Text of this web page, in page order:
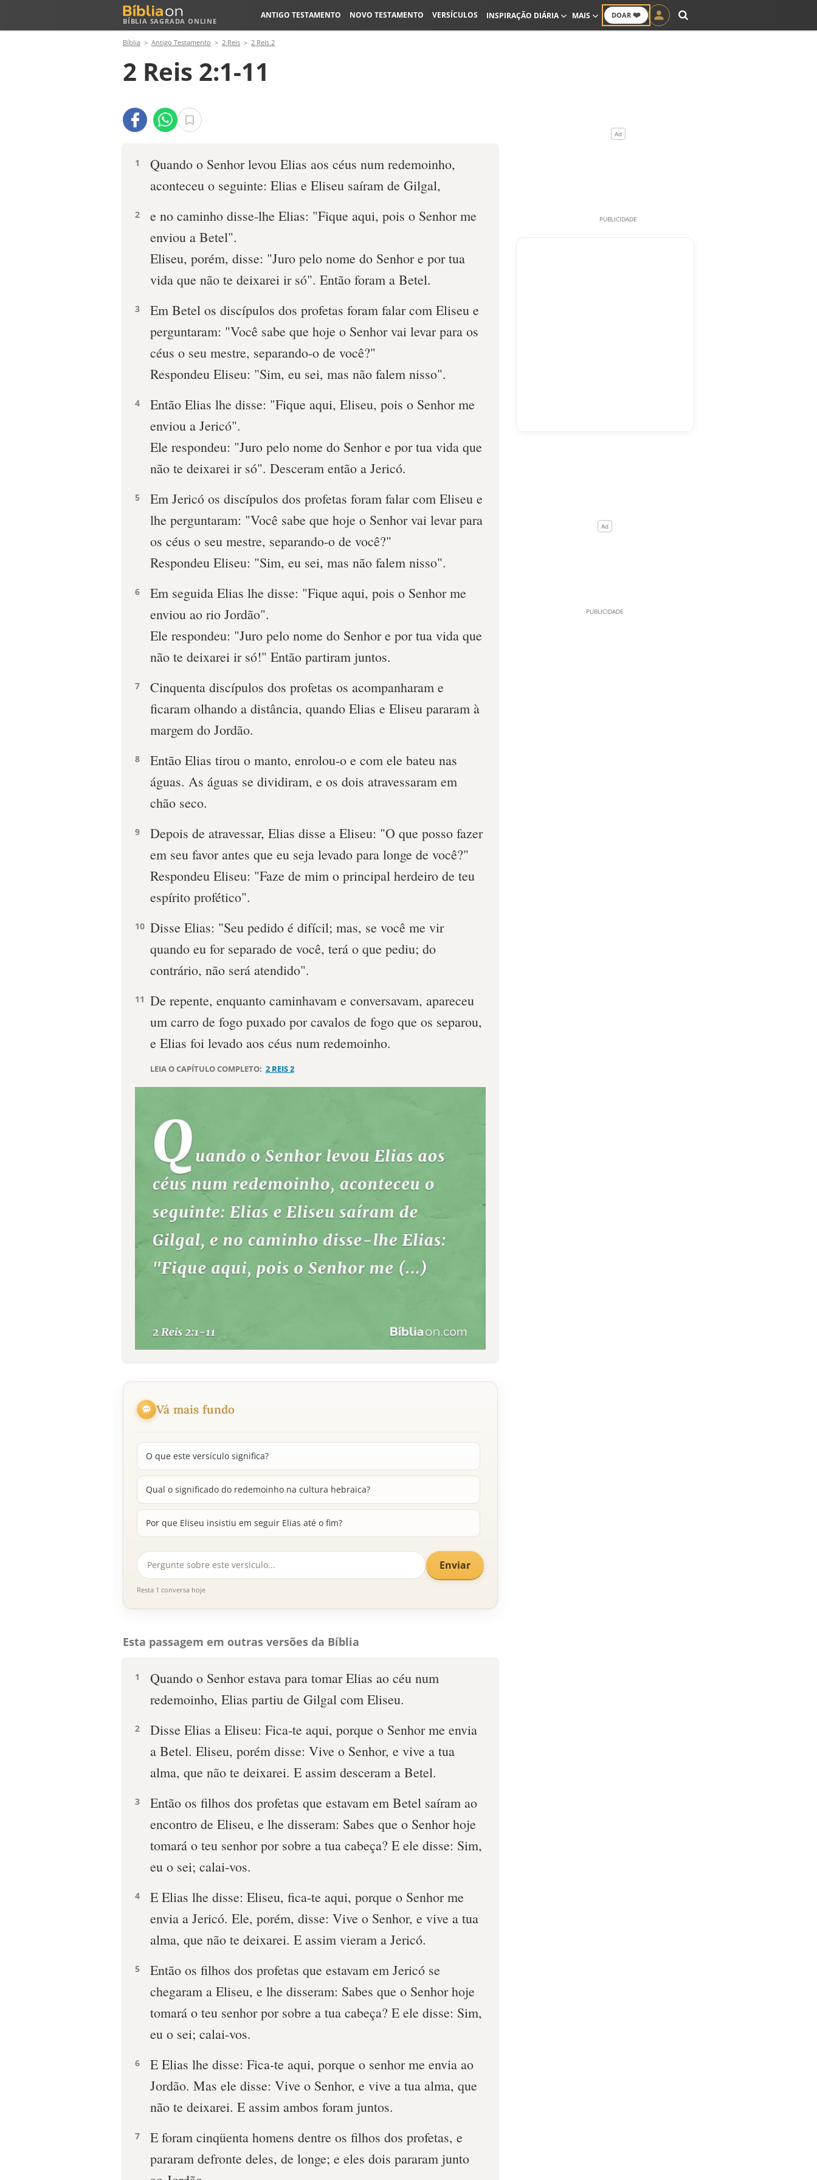
BÍBLIA SAGRADA ONLINE
DOAR ❤️
ANTIGO TESTAMENTO NOVO TESTAMENTO VERSÍCULOS INSPIRAÇÃO DIÁRIA MAIS
Bíblia Antigo Testamento 2 Reis 2 Reis 2
2 Reis 2:1-11
1
Quando o Senhor levou Elias aos céus num redemoinho,
aconteceu o seguinte: Elias e Eliseu saíram de Gilgal,
2
e no caminho disse-lhe Elias: "Fique aqui, pois o Senhor me
enviou a Betel".
Eliseu, porém, disse: "Juro pelo nome do Senhor e por tua
vida que não te deixarei ir só". Então foram a Betel.
3
Em Betel os discípulos dos profetas foram falar com Eliseu e
perguntaram: "Você sabe que hoje o Senhor vai levar para os
céus ­o seu mestre, separando-o de você?"
Respondeu Eliseu: "Sim, eu sei, mas não falem nisso".
4
Então Elias lhe disse: "Fique aqui, Eliseu, pois o Senhor me
enviou a Jericó".
Ele respondeu: "Juro pelo nome do Senhor e por tua vida que
não te deixarei ir só". Desceram então a Jericó.
5
Em Jericó os discípulos dos profetas foram falar com Eliseu e
lhe perguntaram: "Você sabe que hoje o Senhor vai levar para
os céus o seu ­mestre, separando-o de você?"
Respondeu Eliseu: "Sim, eu sei, mas não falem nisso".
6
Em seguida Elias lhe disse: "Fique aqui, pois o Senhor me
enviou ao rio Jordão".
Ele respondeu: "Juro pelo nome do Senhor e por tua vida que
não te deixarei ir só!" Então partiram juntos.
7
Cinquenta discípulos dos profetas os acompanharam e
ficaram olhando a distância, quando Elias e Eliseu pararam à
margem do Jordão.
8
Então Elias tirou o manto, enrolou-o e com ele bateu nas
águas. As águas se dividiram, e os dois atravessaram em
chão seco.
9
Depois de atravessar, Elias disse a Eliseu: "O que posso fazer
em seu favor antes que eu seja levado para longe de você?"
Respondeu Eliseu: "Faze de mim o principal herdeiro de teu
espírito profético".
10 Disse Elias: "Seu pedido é difícil; mas, se você me vir
quando eu for separado de você, terá o que pediu; do
contrário, não será atendido".
11 De repente, enquanto caminhavam e conversavam, apareceu
um carro de fogo puxado por cavalos de fogo que os separou,
e Elias foi levado aos céus num redemoinho.
LEIA O CAPÍTULO COMPLETO: 2 REIS 2
Vá mais fundo
O que este versículo significa?
Qual o significado do redemoinho na cultura hebraica?
Por que Eliseu insistiu em seguir Elias até o fim?
Enviar
Resta 1 conversa hoje
Esta passagem em outras versões da Bíblia
1
Quando o Senhor estava para tomar Elias ao céu num
redemoinho, Elias partiu de Gilgal com Eliseu.
2
Disse Elias a Eliseu: Fica-te aqui, porque o Senhor me envia
a Betel. Eliseu, porém disse: Vive o Senhor, e vive a tua
alma, que não te deixarei. E assim desceram a Betel.
3
Então os filhos dos profetas que estavam em Betel saíram ao
encontro de Eliseu, e lhe disseram: Sabes que o Senhor hoje
tomará o teu senhor por sobre a tua cabeça? E ele disse: Sim,
eu o sei; calai-vos.
4
E Elias lhe disse: Eliseu, fica-te aqui, porque o Senhor me
envia a Jericó. Ele, porém, disse: Vive o Senhor, e vive a tua
alma, que não te deixarei. E assim vieram a Jericó.
5
Então os filhos dos profetas que estavam em Jericó se
chegaram a Eliseu, e lhe disseram: Sabes que o Senhor hoje
tomará o teu senhor por sobre a tua cabeça? E ele disse: Sim,
eu o sei; calai-vos.
6
E Elias lhe disse: Fica-te aqui, porque o senhor me envia ao
Jordão. Mas ele disse: Vive o Senhor, e vive a tua alma, que
não te deixarei. E assim ambos foram juntos.
7
E foram cinqüenta homens dentre os filhos dos profetas, e
pararam defronte deles, de longe; e eles dois pararam junto